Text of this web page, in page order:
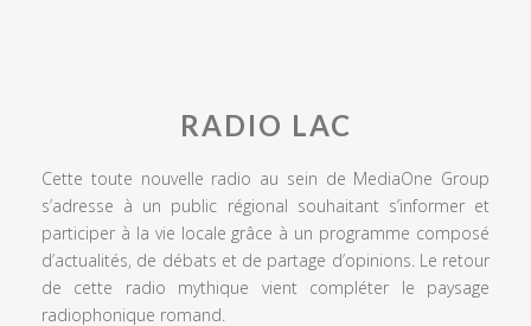
RADIO LAC
Cette toute nouvelle radio au sein de MediaOne Group
s’adresse à un public régional souhaitant s’informer et
participer à la vie locale grâce à un programme composé
d’actualités, de débats et de partage d’opinions. Le retour
de cette radio mythique vient compléter le paysage
radiophonique romand.